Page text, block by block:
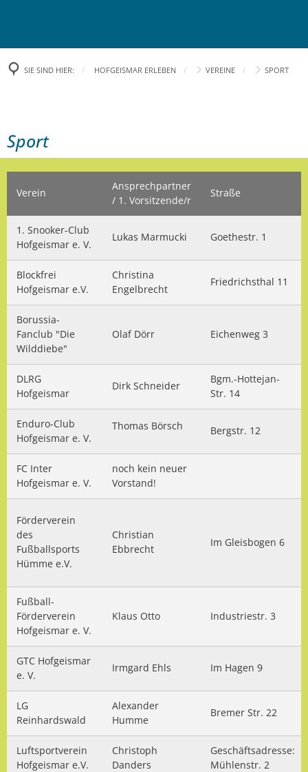
Pressemitteilungen
Digitales Rathaus
Bürgerservice
KOMPaSS
Hinweisgeberschutzgesetz
Kinder- und Jugendlichenbetreuung
Fundbüro
Notdienste
Feuerwehren
Wasseranalyse
Energieberatung
Trauungen
Anmietung von Räumlichkeiten
Kirchen
Ortsteile
Stadt-Logo
Städtepartnerschaft
Tourismus
Kooperationspartner
Museen
Märchen & Sagen
Märchenakademie
Stadtplan
Unterkunft und Gastronomie
WIRTSCHAFT & BAUEN
Förderprogramme
Städtische Ausschreibungen
Städtische Versteigerungen
Aktuelle Bauprojekte
Bauleitplanung
Lokales Bündnis "Wir für Hofgeismar"
Bau & Gewerbeflächen
Dorfentwicklung
Stadtentwicklung
Hochwasser & Starkregen
Klima & Umwelt
SIE SIND HIER: HOFGEISMAR ERLEBEN VEREINE SPORT
Sport
Sport
Verein
Ansprechpartner
/ 1. Vorsitzende/r
Straße
1. Snooker-Club
Hofgeismar e. V.
Lukas Marmucki Goethestr. 1
Blockfrei
Hofgeismar e.V.
Christina
Engelbrecht
Friedrichsthal 11
Borussia-
Fanclub "Die
Wilddiebe"
Olaf Dörr Eichenweg 3
DLRG
Hofgeismar
Dirk Schneider
Bgm.-Hottejan-
Str. 14
Enduro-Club
Hofgeismar e. V.
Thomas Börsch Bergstr. 12
FC Inter
Hofgeismar e. V.
noch kein neuer
Vorstand!
Förderverein
des
Fußballsports
Hümme e.V.
Christian
Ebbrecht
Im Gleisbogen 6
Fußball-
Förderverein
Hofgeismar e. V.
Klaus Otto Industriestr. 3
GTC Hofgeismar
e. V.
Irmgard Ehls Im Hagen 9
LG
Reinhardswald
Alexander
Humme
Bremer Str. 22
Luftsportverein
Hofgeismar e.V.
Christoph
Danders
Geschäftsadresse:
Mühlenstr. 2